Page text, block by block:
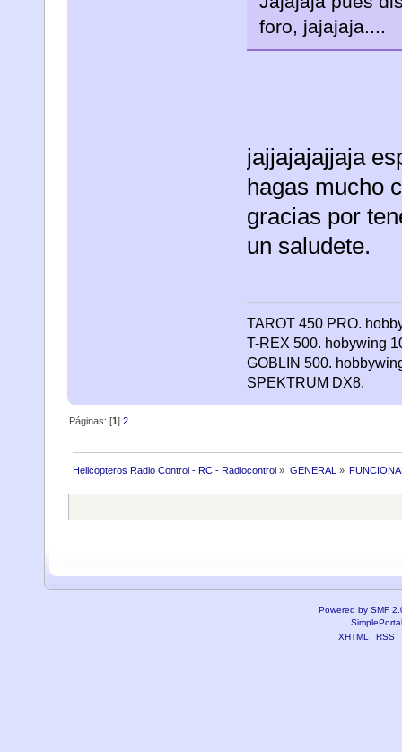
foro, jajajaja....
jajjajajajjaja
hagas mucho
gracias por
un saludete.
TAROT 450 PRO.
T-REX 500. hobywing
GOBLIN 500.
SPEKTRUM DX8.
Páginas: [1]2
Helicopteros Radio Control - RC - Radiocontrol » GENERAL »
Powered by SMF
XHTML
RSS